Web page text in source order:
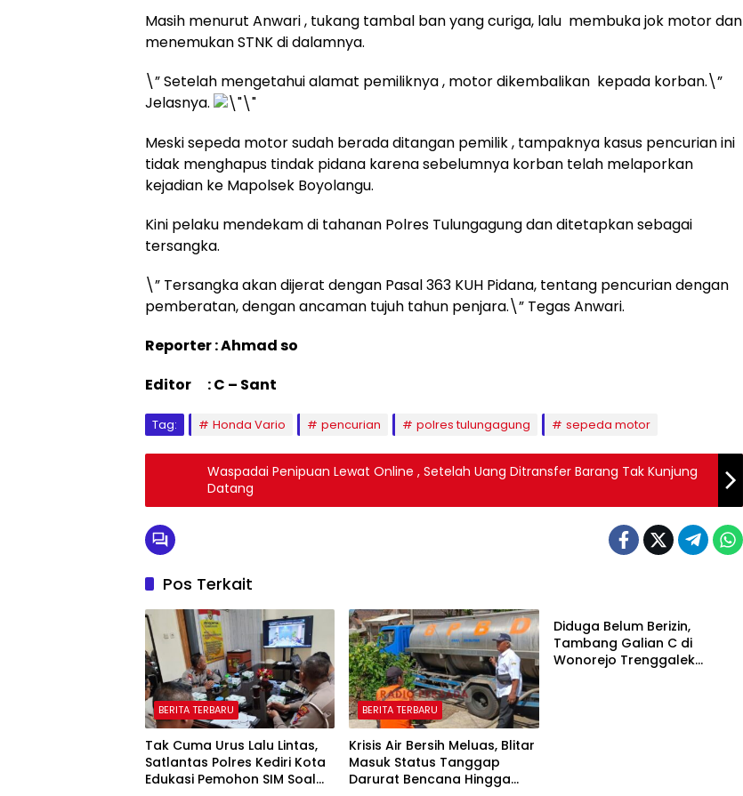
Masih menurut Anwari , tukang tambal ban yang curiga, lalu membuka jok motor dan
menemukan STNK di dalamnya.
\” Setelah mengetahui alamat pemiliknya , motor dikembalikan kepada korban.\”
Jelasnya.
Meski sepeda motor sudah berada ditangan pemilik , tampaknya kasus pencurian ini
tidak menghapus tindak pidana karena sebelumnya korban telah melaporkan
kejadian ke Mapolsek Boyolangu.
Kini pelaku mendekam di tahanan Polres Tulungagung dan ditetapkan sebagai
tersangka.
\” Tersangka akan dijerat dengan Pasal 363 KUH Pidana, tentang pencurian dengan
pemberatan, dengan ancaman tujuh tahun penjara.\” Tegas Anwari.
Reporter : Ahmad so
Editor : C – Sant
Tag: Honda Vario pencurian polres tulungagung sepeda motor
Waspadai Penipuan Lewat Online , Setelah Uang Ditransfer Barang Tak Kunjung
Datang
Pos Terkait
BERITA TERBARU
Tak Cuma Urus Lalu Lintas,
Satlantas Polres Kediri Kota
Edukasi Pemohon SIM Soal
BERITA TERBARU
Krisis Air Bersih Meluas, Blitar
Masuk Status Tanggap
Darurat Bencana Hingga
Diduga Belum Berizin,
Tambang Galian C di
Wonorejo Trenggalek
BERITA TERBARU BERITA NASIONAL